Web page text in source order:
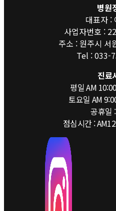
병원
대표자 :
사업자번호 :
주소 : 원주시 서
Tel : 033-
진료
평일 AM
토요일 AM
공휴일
점심시간 :